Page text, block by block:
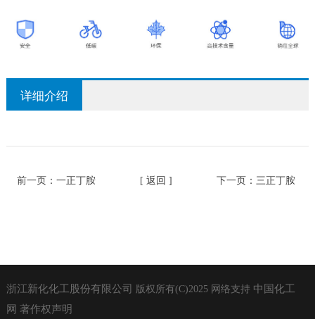
详细介绍
前一页： 一正丁胺 [ 返回 ] 下一页： 三正丁胺
浙江新化化工股份有限公司 版权所有(C)2025网络支持 中国化工
网 著作权声明